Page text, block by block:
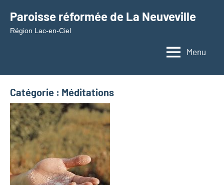
contenu
Paroisse réformée de La Neuveville
Région Lac-en-Ciel
Menu
Catégorie : Méditations